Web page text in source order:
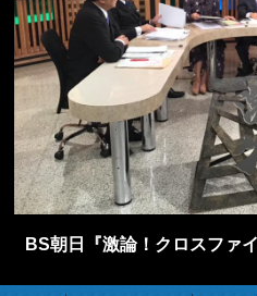
BS朝日『激論！クロスファ